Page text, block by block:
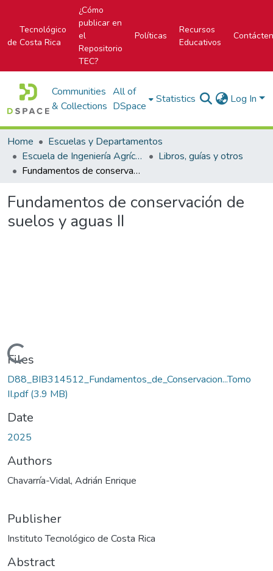
Tecnológico
de Costa Rica
¿Cómo
publicar en
el
Repositorio
TEC?
Políticas
Recursos
Educativos
Communities
& Collections
All of
DSpace
Statistics Log In
Home
Escuelas y Departamentos
Escuela de Ingeniería Agrícola
Libros, guías y otros
Fundamentos de conservación de suelos y aguas II
Fundamentos de conservación de
suelos y aguas II
Loading...
Files
D88_BIB314512_Fundamentos_de_Conservacion...Tomo
II.pdf(3.9 MB)
Date
2025
Authors
Chavarría-Vidal, Adrián Enrique
Publisher
Instituto Tecnológico de Costa Rica
Abstract